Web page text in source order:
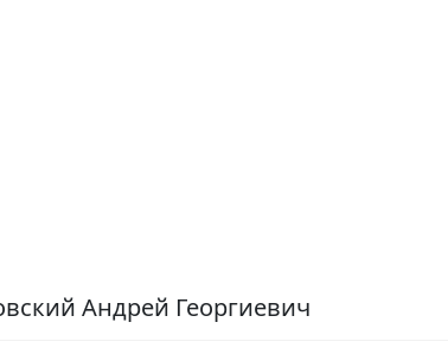
Андрей Георгиевич